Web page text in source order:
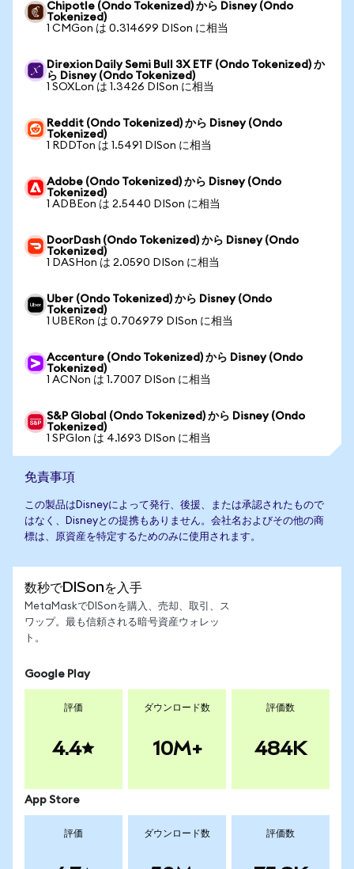
Chipotle (Ondo Tokenized) から Disney (Ondo
Tokenized)
1 CMGon は 0.314699 DISon に相当
Direxion Daily Semi Bull 3X ETF (Ondo Tokenized) か
ら Disney (Ondo Tokenized)
1 SOXLon は 1.3426 DISon に相当
Reddit (Ondo Tokenized) から Disney (Ondo
Tokenized)
1 RDDTon は 1.5491 DISon に相当
Adobe (Ondo Tokenized) から Disney (Ondo
Tokenized)
1 ADBEon は 2.5440 DISon に相当
DoorDash (Ondo Tokenized) から Disney (Ondo
Tokenized)
1 DASHon は 2.0590 DISon に相当
Uber (Ondo Tokenized) から Disney (Ondo
Tokenized)
1 UBERon は 0.706979 DISon に相当
Accenture (Ondo Tokenized) から Disney (Ondo
Tokenized)
1 ACNon は 1.7007 DISon に相当
S&P Global (Ondo Tokenized) から Disney (Ondo
Tokenized)
1 SPGIon は 4.1693 DISon に相当
免責事項
この製品はDisneyによって発行、後援、または承認されたもので
はなく、Disneyとの提携もありません。会社名およびその他の商
標は、原資産を特定するためのみに使用されます。
数秒でDISonを入手
MetaMaskでDISonを購入、売却、取引、ス
ワップ。最も信頼される暗号資産ウォレッ
ト。
Google Play
評価
4.4
ダウンロード数
10M+
評価数
484K
App Store
評価 ダウンロード数 評価数